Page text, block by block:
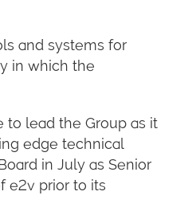
and systems for
in which the
to lead the Group as it
edge technical
in July as Senior
e2v prior to its